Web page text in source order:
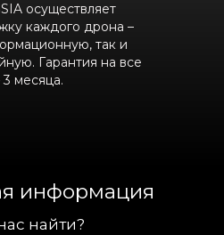
осуществляет
каждого дрона –
так и
Гарантия на все
месяца.
найти?
информация